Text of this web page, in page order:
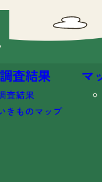
査結果
査結果
きものマップ
マ